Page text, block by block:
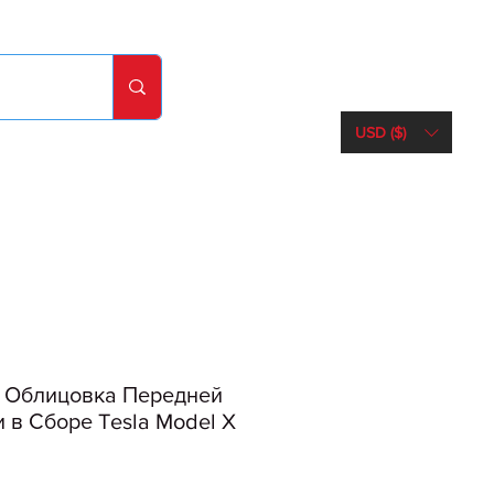
USD ($)
Передней
в Сборе Tesla Model X